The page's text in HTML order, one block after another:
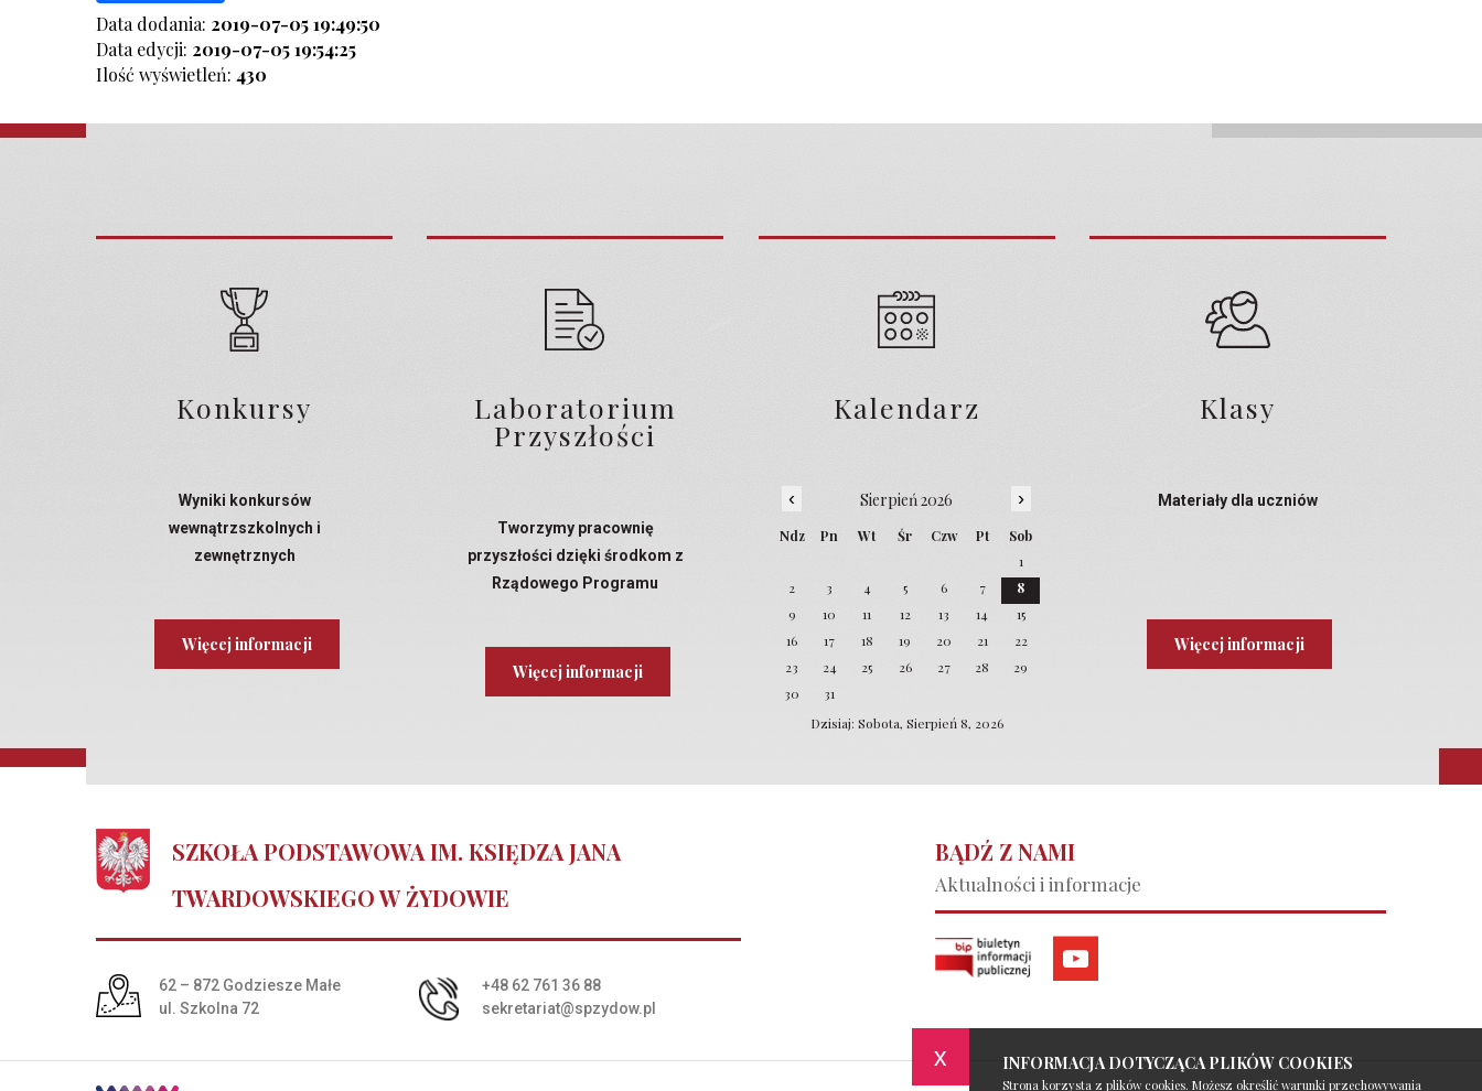
x INFORMACJA DOTYCZĄCA PLIKÓW COOKIES
Strona korzysta z plików cookies. Możesz określić warunki przechowywania
Data dodania: 2019-07-05 19:49:50
Data edycji: 2019-07-05 19:54:25
Ilość wyświetleń: 430
Konkursy
Wyniki konkursów
wewnątrzszkolnych i
zewnętrznych
Więcej informacji
Laboratorium
Przyszłości
Tworzymy pracownię
przyszłości dzięki środkom z
Rządowego Programu
Więcej informacji
Kalendarz
‹ Sierpień 2026 ›
Ndz Pn Wt Śr Czw Pt
Sob
1
2
3 4 5 6 7
8
9
10 11 12 13 14
15
16
17 18 19 20 21
22
23
24 25 26 27 28
29
30
31
Dzisiaj: Sobota, Sierpień 8, 2026
Klasy
Materiały dla uczniów
Więcej informacji
SZKOŁA PODSTAWOWA IM. KSIĘDZA JANA
TWARDOWSKIEGO W ŻYDOWIE
Adres pocztowy:
62 – 872 Godziesze Małe
ul. Szkolna 72
+48 62 761 36 88
sekretariat@spzydow.pl
BĄDŹ Z NAMI
Aktualności i informacje